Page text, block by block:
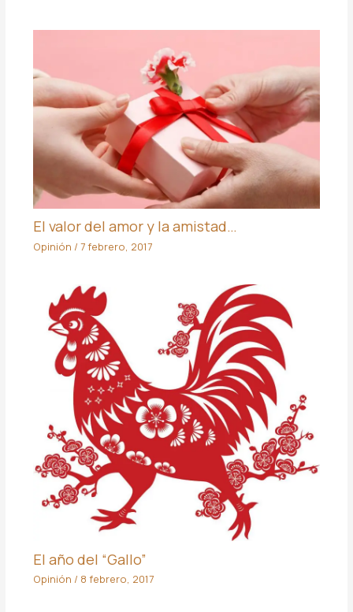
El valor del amor y la amistad…
Opinión / 7 febrero, 2017
El año del “Gallo”
Opinión / 8 febrero, 2017